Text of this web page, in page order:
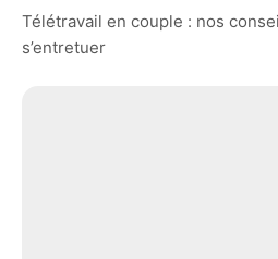
Télétravail en couple : nos
s’entretuer